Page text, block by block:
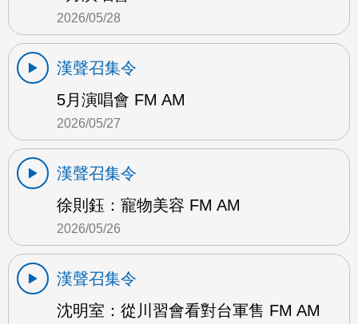
2026/05/28
漢聲召集令
5月演唱會 FM AM
2026/05/27
漢聲召集令
徐則鈺：寵物美容 FM AM
2026/05/26
漢聲召集令
沈明室：從川習會看對台軍售 FM AM